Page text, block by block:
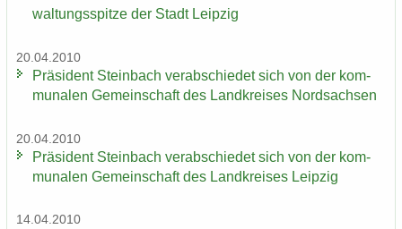
wal­tungs­spit­ze der Stadt Leip­zig
20.04.2010
Prä­si­dent Stein­bach ver­ab­schie­det sich von der kom­
mu­na­len Ge­mein­schaft des Land­krei­ses Nord­sach­sen
20.04.2010
Prä­si­dent Stein­bach ver­ab­schie­det sich von der kom­
mu­na­len Ge­mein­schaft des Land­krei­ses Leip­zig
14.04.2010